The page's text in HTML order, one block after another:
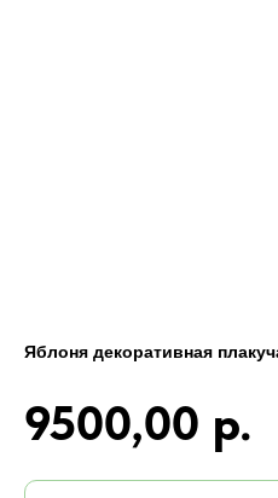
Яблоня декоративная
9500,00 р.